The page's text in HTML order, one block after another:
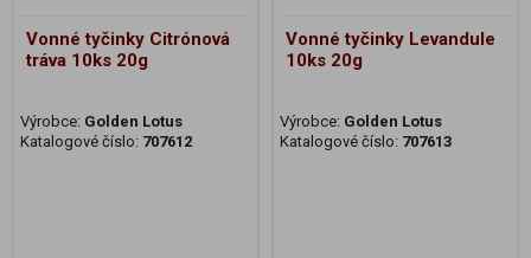
Vonné tyčinky Citrónová
tráva 10ks 20g
Výrobce: Golden Lotus
Katalogové číslo: 707612
Vonné tyčinky Levandule
10ks 20g
Výrobce: Golden Lotus
Katalogové číslo: 707613